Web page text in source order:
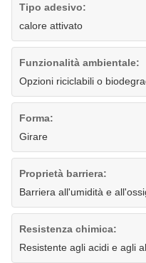
Tipo adesivo:
calore attivato
Funzionalità ambientale:
Opzioni riciclabili o
Forma:
Girare
Proprietà barriera:
Barriera all'umidità e
Resistenza chimica:
Resistente agli acidi e agli